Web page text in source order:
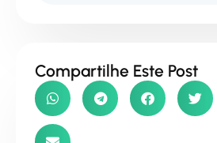
Compartilhe Este Post